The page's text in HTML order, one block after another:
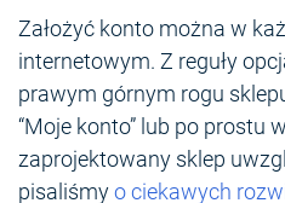
Założyć konto można w
internetowym. Z reguły
prawym górnym rogu
“Moje konto” lub po prostu
zaprojektowany sklep
pisaliśmyo ciekawych